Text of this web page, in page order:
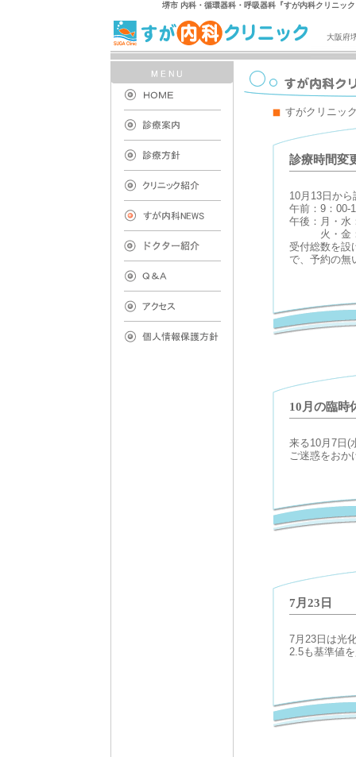
堺市 内科・循環器科・呼吸器科『すが内科クリニッ
大阪府
すがクリニッ
診療時間変
10月13日か
午前：9：
午後：月・
火・金：
受付総数を設
で、予約の無
10月の臨時
来る10月7日(
ご迷惑をおか
7月23日
7月23日は光
2.5も基準値